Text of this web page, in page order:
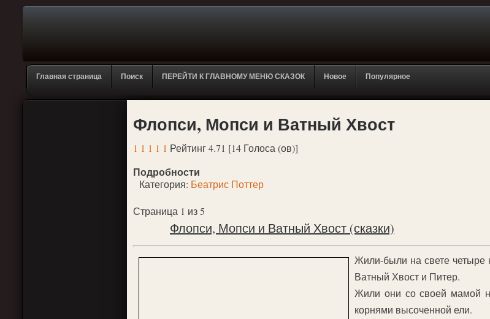
Главная страница Поиск ПЕРЕЙТИ К ГЛАВНОМУ МЕНЮ СКАЗОК Новое Популярное
Флопси, Мопси и Ватный Хвост
1 1 1 1 1 Рейтинг 4.71 [14 Голоса (ов)]
Подробности
Категория: Беатрис Поттер
Страница 1 из 5
Флопси, Мопси и Ватный Хвост (сказки)
Жили-были на свете четыре
Ватный Хвост и Питер.
Жили они со своей мамой
корнями высоченной ели.